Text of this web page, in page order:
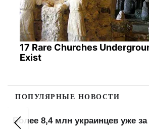
17 Rare Churches
Exist
ПОПУЛЯРНЫЕ НОВОСТИ
Более 8,4 млн украинцев уже за